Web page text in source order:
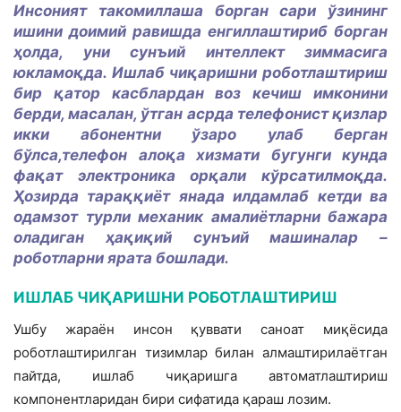
Инсоният такомиллаша борган сари ўзининг
ишини доимий равишда енгиллаштириб борган
ҳолда, уни сунъий интеллект зиммасига
юкламоқда. Ишлаб чиқаришни роботлаштириш
бир қатор касблардан воз кечиш имконини
берди, масалан, ўтган асрда телефонист қизлар
икки абонентни ўзаро улаб берган
бўлса,телефон алоқа хизмати бугунги кунда
фақат электроника орқали кўрсатилмоқда.
Ҳозирда тараққиёт янада илдамлаб кетди ва
одамзот турли механик амалиётларни бажара
оладиган ҳақиқий сунъий машиналар –
роботларни ярата бошлади.
ИШЛАБ ЧИҚАРИШНИ РОБОТЛАШТИРИШ
Ушбу жараён инсон қуввати саноат миқёсида
роботлаштирилган тизимлар билан алмаштирилаётган
пайтда, ишлаб чиқаришга автоматлаштириш
компонентларидан бири сифатида қараш лозим.